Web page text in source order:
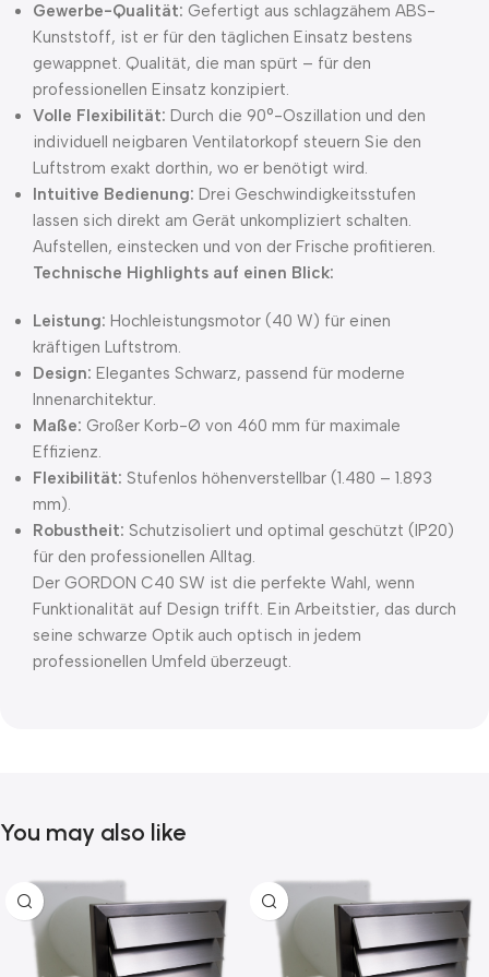
Gewerbe-Qualität: Gefertigt aus schlagzähem ABS-
Kunststoff, ist er für den täglichen Einsatz bestens
gewappnet. Qualität, die man spürt – für den
professionellen Einsatz konzipiert.
Volle Flexibilität: Durch die 90°-Oszillation und den
individuell neigbaren Ventilatorkopf steuern Sie den
Luftstrom exakt dorthin, wo er benötigt wird.
Intuitive Bedienung: Drei Geschwindigkeitsstufen
lassen sich direkt am Gerät unkompliziert schalten.
Aufstellen, einstecken und von der Frische profitieren.
Technische Highlights auf einen Blick:
Leistung: Hochleistungsmotor (40 W) für einen
kräftigen Luftstrom.
Design: Elegantes Schwarz, passend für moderne
Innenarchitektur.
Maße: Großer Korb-Ø von 460 mm für maximale
Effizienz.
Flexibilität: Stufenlos höhenverstellbar (1.480 – 1.893
mm).
Robustheit: Schutzisoliert und optimal geschützt (IP20)
für den professionellen Alltag.
Der GORDON C40 SW ist die perfekte Wahl, wenn
Funktionalität auf Design trifft. Ein Arbeitstier, das durch
seine schwarze Optik auch optisch in jedem
professionellen Umfeld überzeugt.
You may also like